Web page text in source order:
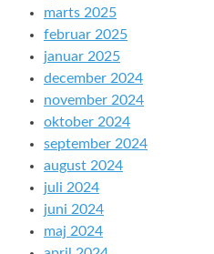
marts 2025
februar 2025
januar 2025
december 2024
november 2024
oktober 2024
september 2024
august 2024
juli 2024
juni 2024
maj 2024